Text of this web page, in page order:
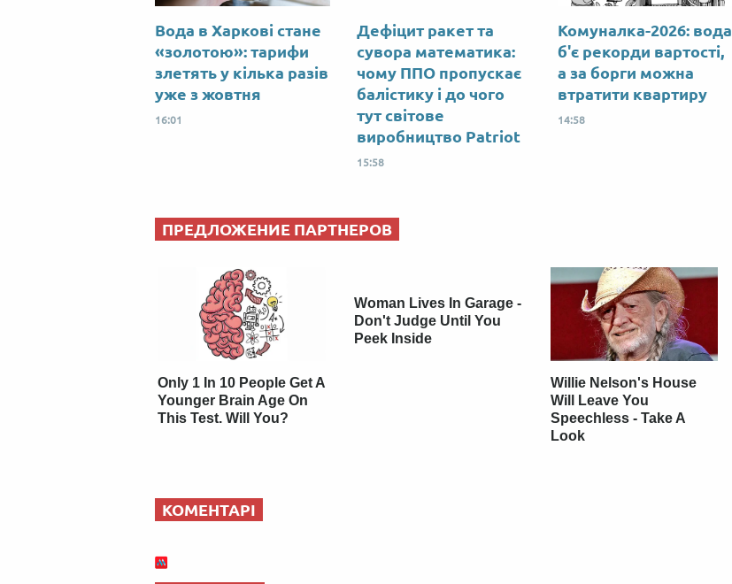
Вода в Харкові стане
«золотою»: тарифи
злетять у кілька разів
уже з жовтня
16:01
Дефіцит ракет та
сувора математика:
чому ППО пропускає
балістику і до чого
тут світове
виробництво Patriot
15:58
Комуналка-2026: вода
б'є рекорди вартості,
а за борги можна
втратити квартиру
14:58
ПРЕДЛОЖЕНИЕ ПАРТНЕРОВ
Only 1 In 10 People Get A
Younger Brain Age On
This Test. Will You?
Woman Lives In Garage -
Don't Judge Until You
Peek Inside
Willie Nelson's House
Will Leave You
Speechless - Take A
Look
КОМЕНТАРІ